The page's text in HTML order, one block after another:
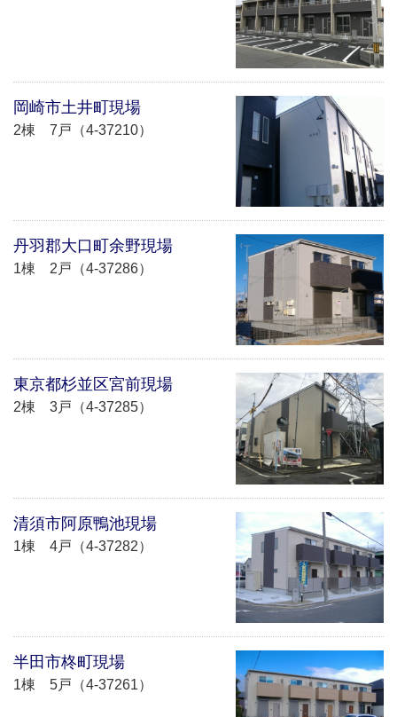
岡崎市土井町現場
2棟 7戸（4-37210）
丹羽郡大口町余野現場
1棟 2戸（4-37286）
東京都杉並区宮前現場
2棟 3戸（4-37285）
清須市阿原鴨池現場
1棟 4戸（4-37282）
半田市柊町現場
1棟 5戸（4-37261）